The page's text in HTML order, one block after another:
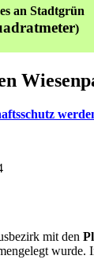
an Stadtgrün
)
mit den
wurde.